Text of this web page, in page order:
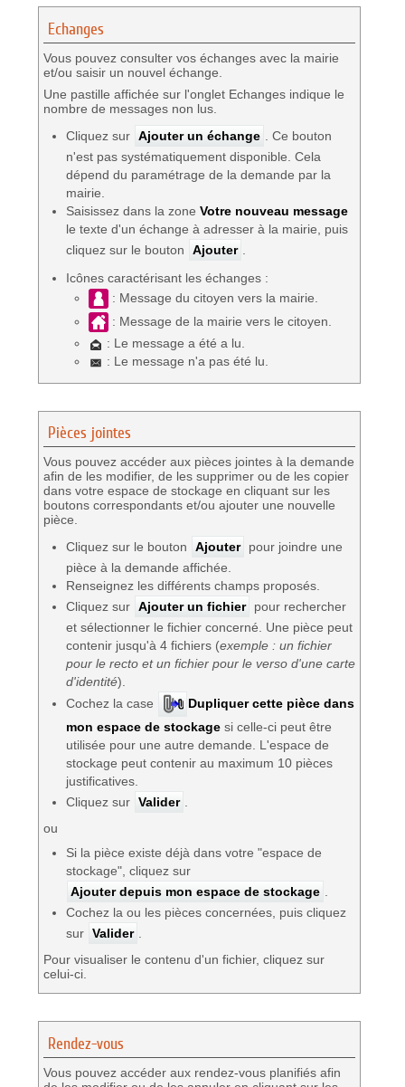
Echanges
Vous pouvez consulter vos échanges avec la mairie
et/ou saisir un nouvel échange.
Une pastille affichée sur l'onglet Echanges indique le
nombre de messages non lus.
Cliquez sur Ajouter un échange
. Ce bouton
n'est pas systématiquement disponible. Cela
dépend du paramétrage de la demande par la
mairie.
Saisissez dans la zone Votre nouveau message
le texte d'un échange à adresser à la mairie, puis
cliquez sur le bouton
Ajouter
Icônes caractérisant les échanges :
: Message du citoyen vers la mairie.
: Message de la mairie vers le citoyen.
: Le message a été a lu.
: Le message n'a pas été lu.
Pièces jointes
Vous pouvez accéder aux pièces jointes à la demande
afin de les modifier, de les supprimer ou de les copier
dans votre espace de stockage en cliquant sur les
boutons correspondants et/ou ajouter une nouvelle
pièce.
Cliquez sur le bouton
Ajouter
pour joindre une
pièce à la demande affichée.
Renseignez les différents champs proposés.
Cliquez sur Ajouter un fichier
pour rechercher
et sélectionner le fichier concerné. Une pièce peut
contenir jusqu'à 4 fichiers (exemple : un fichier
pour le recto et un fichier pour le verso d'une carte
d'identité).
Cochez la case
Dupliquer cette pièce dans
mon espace de stockagesi celle-ci peut être
utilisée pour une autre demande. L'espace de
stockage peut contenir au maximum 10 pièces
justificatives.
Cliquez sur Valider
ou
Si la pièce existe déjà dans votre "espace de
stockage", cliquez sur
Ajouter depuis mon espace de stockage
Cochez la ou les pièces concernées, puis cliquez
sur Valider
Pour visualiser le contenu d'un fichier, cliquez sur
celui-ci.
Rendez-vous
Vous pouvez accéder aux rendez-vous planifiés afin